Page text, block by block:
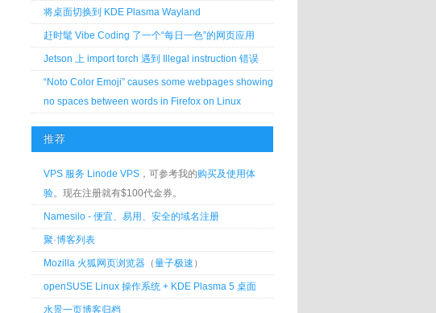
将桌面切换到 KDE Plasma Wayland
赶时髦 Vibe Coding 了一个“每日一色”的网页应用
Jetson 上 import torch 遇到 Illegal instruction 错误
“Noto Color Emoji” causes some webpages showing
no spaces between words in Firefox on Linux
推荐
VPS 服务 Linode VPS ，可参考我的购买及使用体
验。现在注册就有$100代金券。
Namesilo - 便宜、易用、安全的域名注册
聚·博客列表
Mozilla 火狐网页浏览器 （量子极速 ）
openSUSE Linux 操作系统 + KDE Plasma 5 桌面
水景一页博客归档